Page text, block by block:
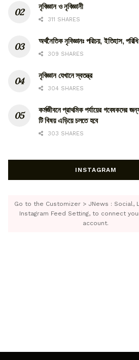
নৃবিজ্ঞান ও নৃবিজ্ঞানী
311 SHARES
অর্থনৈতিক নৃবিজ্ঞানঃ পরিচয়, ইতিহাস,
309 SHARES
নৃবিজ্ঞান যেখানে স্বতন্ত্র
304 SHARES
কর্মজীবনে প্রাথমিক পর্যায়ের গবেষকদের
টি বিষয় এড়িয়ে চলতে হবে
303 SHARES
INSTAGRAM
Go to the Customizer > JNews : Social,
Instagram Feed Setting, to connect
account.